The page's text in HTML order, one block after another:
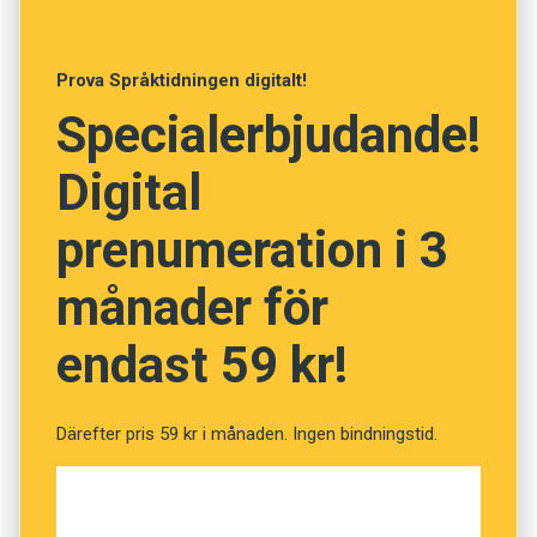
Foto: Pexels
Prenumerera! Pröva 2 nummer av
Språktidningen för 99 kronor!
Känner du till orden? (Kviss
#215)
Fråga1av12
Prova Språktidningen digitalt!
Specialerbjudande!
Digital
prenumeration i 3
månader för
endast 59 kr!
Därefter pris 59 kr i månaden. Ingen bindningstid.